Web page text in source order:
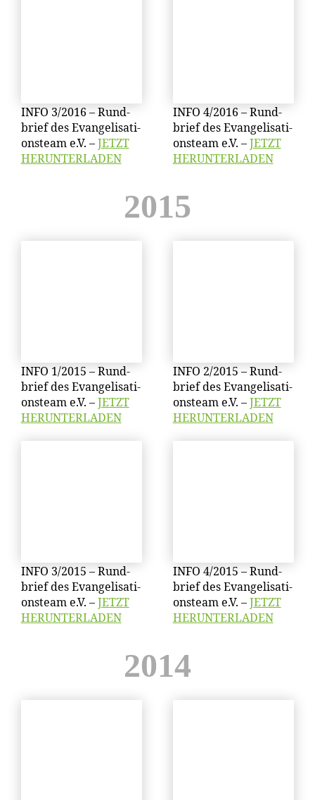
INFO 3/​2016 – Rund­
brief des Evan­ge­li­sa­ti­
ons­team e.V. –JETZT
HERUNTERLADEN
INFO 4/​2016 – Rund­
brief des Evan­ge­li­sa­ti­
ons­team e.V. –JETZT
HERUNTERLADEN
2015
INFO 1/​2015 – Rund­
brief des Evan­ge­li­sa­ti­
ons­team e.V. –JETZT
HERUNTERLADEN
INFO 2/​2015 – Rund­
brief des Evan­ge­li­sa­ti­
ons­team e.V. –JETZT
HERUNTERLADEN
INFO 3/​2015 – Rund­
brief des Evan­ge­li­sa­ti­
ons­team e.V. –JETZT
HERUNTERLADEN
INFO 4/​2015 – Rund­
brief des Evan­ge­li­sa­ti­
ons­team e.V. –JETZT
HERUNTERLADEN
2014